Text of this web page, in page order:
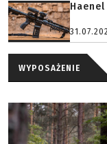
WYPOSAŻENIE